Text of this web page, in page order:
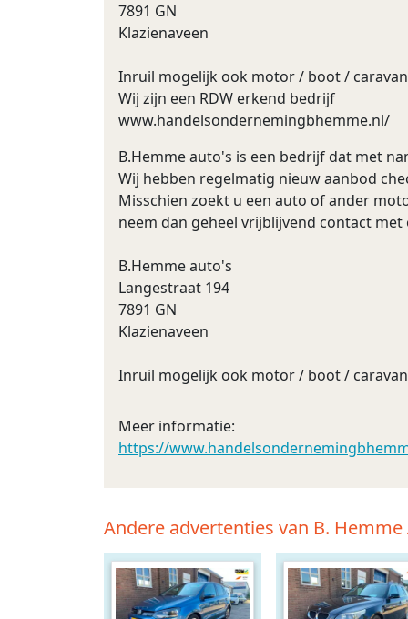
7891 GN
Klazienaveen
Inruil mogelijk ook motor / boot /
Wij zijn een RDW erkend bedrijf
www.handelsondernemingbhemme.nl/
B.Hemme auto's is een bedrijf dat met
Wij hebben regelmatig nieuw aanbod
Misschien zoekt u een auto of ander
neem dan geheel vrijblijvend contact
B.Hemme auto's
Langestraat 194
7891 GN
Klazienaveen
Inruil mogelijk ook motor / boot /
Meer informatie:
https://
Andere advertenties van B. Hemme